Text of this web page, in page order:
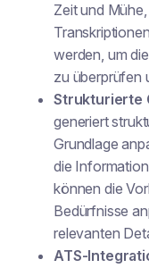
Zeit und
werden, um
zu überprüfen
Strukturierte
generiert
Grundlage
die
können die
Bedürfnisse
relevanten
ATS-